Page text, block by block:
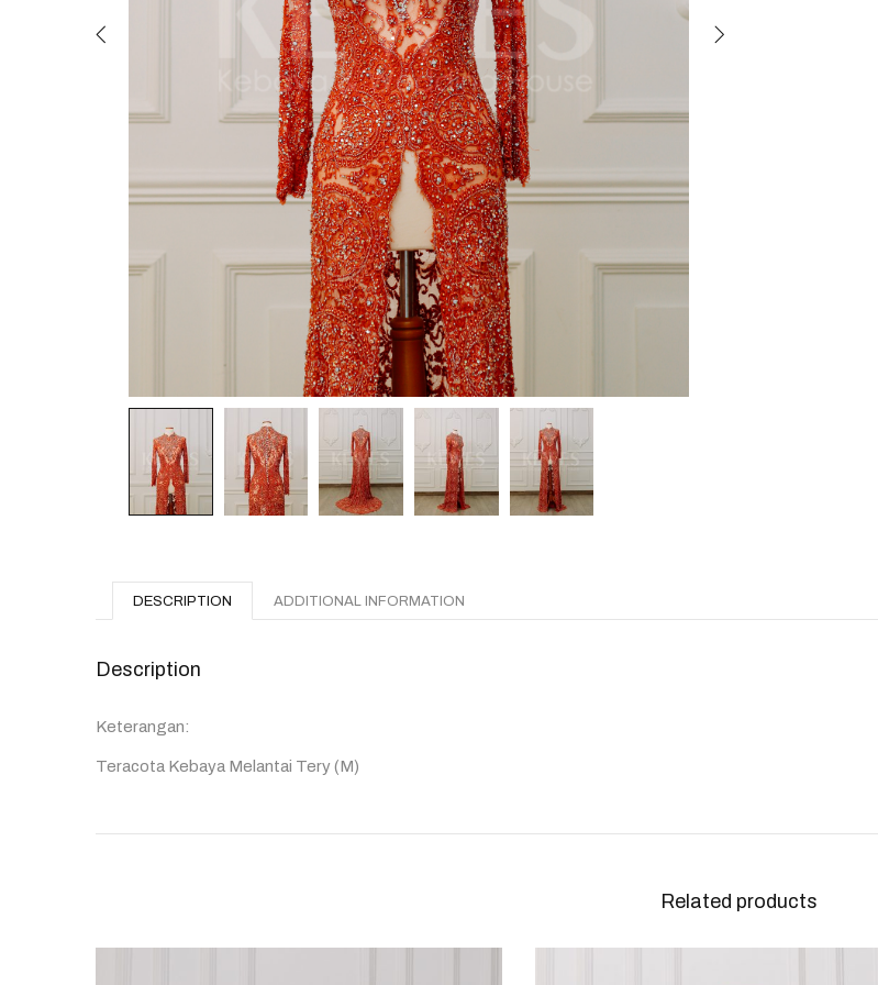
DESCRIPTION ADDITIONAL INFORMATION
Description
Keterangan:
Teracota Kebaya Melantai Tery (M)
Related products